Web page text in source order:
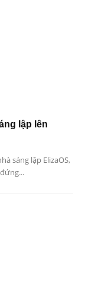
lập lên
sáng lập ElizaOS,